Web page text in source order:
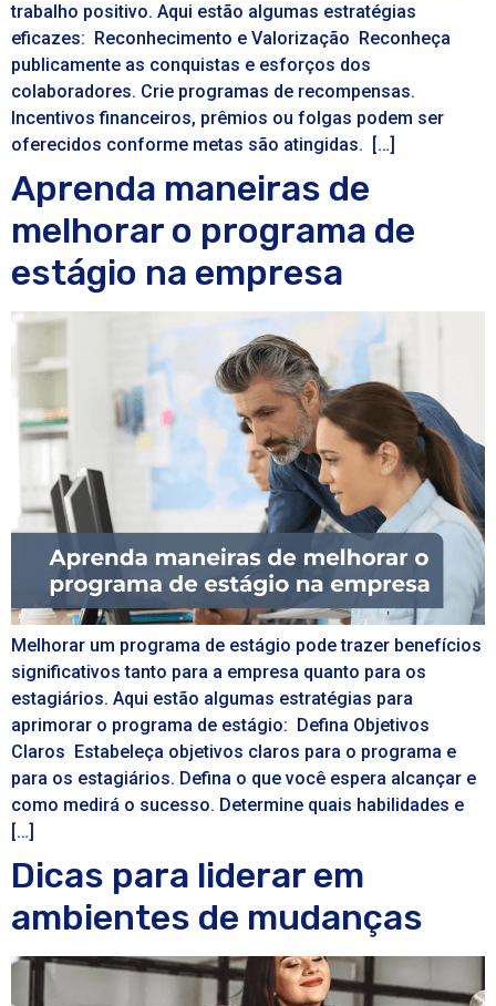
trabalho positivo. Aqui estão algumas estratégias
eficazes: Reconhecimento e Valorização Reconheça
publicamente as conquistas e esforços dos
colaboradores. Crie programas de recompensas.
Incentivos financeiros, prêmios ou folgas podem ser
oferecidos conforme metas são atingidas. […]
Aprenda maneiras de
melhorar o programa de
estágio na empresa
Melhorar um programa de estágio pode trazer benefícios
significativos tanto para a empresa quanto para os
estagiários. Aqui estão algumas estratégias para
aprimorar o programa de estágio: Defina Objetivos
Claros Estabeleça objetivos claros para o programa e
para os estagiários. Defina o que você espera alcançar e
como medirá o sucesso. Determine quais habilidades e
[…]
Dicas para liderar em
ambientes de mudanças